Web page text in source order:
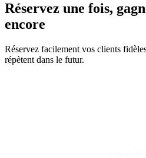
Réservez une fois,
encore
Réservez facilement vos clients
répètent dans le futur.